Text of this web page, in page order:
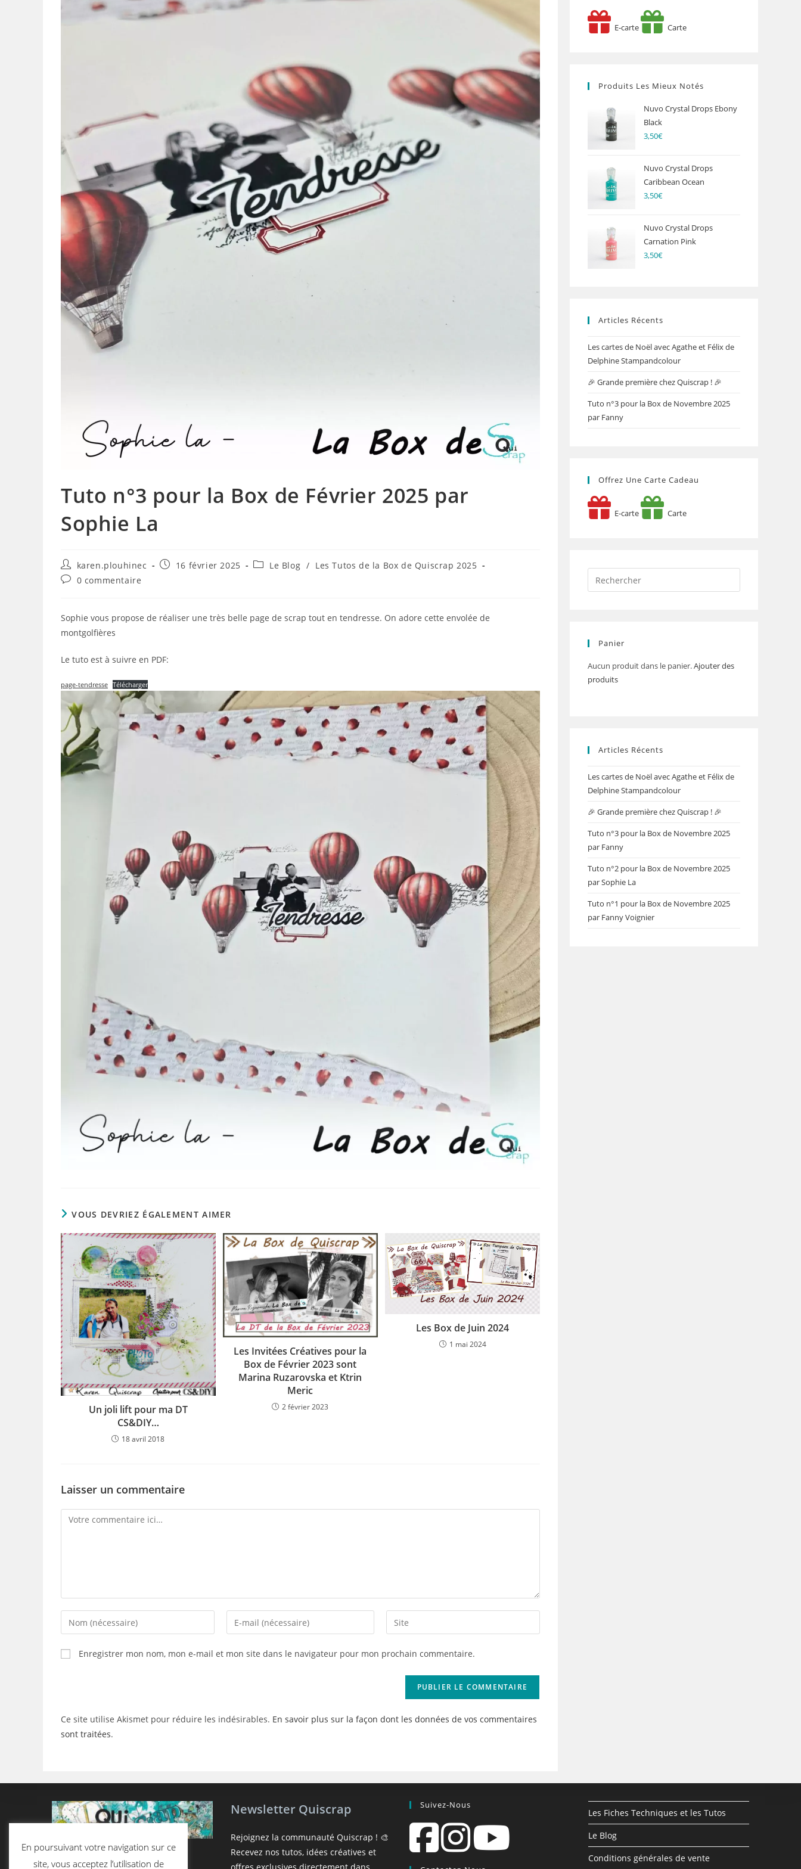
Tuto n°3 pour la Box de Février 2025 par
Sophie La
Auteur/autrice
de
la
karen.plouhinec
Publication
16 février 2025
PostLe Blog / Les Tutos de la Box de Quiscrap 2025
Commentaires
publication :
0 commentaire
Sophie vous propose de réaliser une très belle page de scrap tout en tendresse. On adore cette envolée de
montgolfières
Le tuto est à suivre en PDF:
page-tendresse Télécharger
VOUS DEVRIEZ ÉGALEMENT AIMER
Un joli lift pour ma DT
CS&DIY…
18 avril 2018
Les Invitées Créatives pour la
Box de Février 2023 sont
Marina Ruzarovska et Ktrin
Meric
2 février 2023
Les Box de Juin 2024
1 mai 2024
Laisser un commentaire
Comment
Enter
your
name
or
Enter
your
Saisir
l’URL
(facultatif)
Enregistrer mon nom, mon e-mail et mon site dans le navigateur pour mon prochain commentaire.
Ce site utilise Akismet pour réduire les indésirables. En savoir plus sur la façon dont les données de vos commentaires
sont traitées.
E-carte Carte
Produits Les Mieux Notés
Nuvo Crystal Drops Ebony
Black
3,50€
Nuvo Crystal Drops
Caribbean Ocean
3,50€
Nuvo Crystal Drops
Carnation Pink
3,50€
Articles Récents
Les cartes de Noël avec Agathe et Félix de
Delphine Stampandcolour
🎉 Grande première chez Quiscrap ! 🎉
Tuto n°3 pour la Box de Novembre 2025
par Fanny
Offrez Une Carte Cadeau
E-carte Carte
Panier
Aucun produit dans le panier.Ajouter des
produits
Articles Récents
Les cartes de Noël avec Agathe et Félix de
Delphine Stampandcolour
🎉 Grande première chez Quiscrap ! 🎉
Tuto n°3 pour la Box de Novembre 2025
par Fanny
Tuto n°2 pour la Box de Novembre 2025
par Sophie La
Tuto n°1 pour la Box de Novembre 2025
par Fanny Voignier
Newsletter Quiscrap
Rejoignez la communauté Quiscrap ! 🎨
Recevez nos tutos, idées créatives et
Suivez-Nous
Les Fiches Techniques et les Tutos
Le Blog
Conditions générales de vente
En poursuivant votre navigation sur ce
site, vous acceptez l’utilisation de